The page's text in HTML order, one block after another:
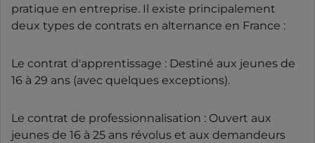
pratique en entreprise. Il existe principalement
deux types de contrats en alternance en France :
Le contrat d'apprentissage : Destiné aux jeunes de
16 à 29 ans (avec quelques exceptions).
Le contrat de professionnalisation : Ouvert aux
jeunes de 16 à 25 ans révolus et aux demandeurs